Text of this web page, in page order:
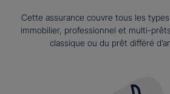
Cette assurance couvre tous les
immobilier, professionnel et multi-prêts
classique ou du prêt différé